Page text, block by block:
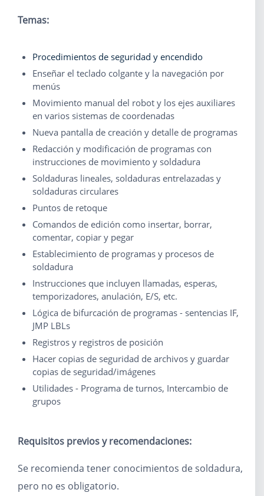
Temas:
Procedimientos de seguridad y encendido
Enseñar el teclado colgante y la navegación por
menús
Movimiento manual del robot y los ejes auxiliares
en varios sistemas de coordenadas
Nueva pantalla de creación y detalle de programas
Redacción y modificación de programas con
instrucciones de movimiento y soldadura
Soldaduras lineales, soldaduras entrelazadas y
soldaduras circulares
Puntos de retoque
Comandos de edición como insertar, borrar,
comentar, copiar y pegar
Establecimiento de programas y procesos de
soldadura
Instrucciones que incluyen llamadas, esperas,
temporizadores, anulación, E/S, etc.
Lógica de bifurcación de programas - sentencias IF,
JMP LBLs
Registros y registros de posición
Hacer copias de seguridad de archivos y guardar
copias de seguridad/imágenes
Utilidades - Programa de turnos, Intercambio de
grupos
Requisitos previos y recomendaciones:
Se recomienda tener conocimientos de soldadura,
pero no es obligatorio.